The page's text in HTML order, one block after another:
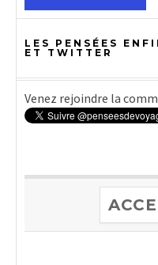
LES PENSÉES
ET TWITTER
Venez rejoindre la